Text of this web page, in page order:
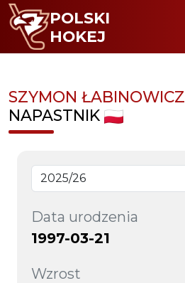
POLSKI
HOKEJ
SZYMON ŁABINOWICZ
NAPASTNIK
Data urodzenia
1997-03-21
Wzrost